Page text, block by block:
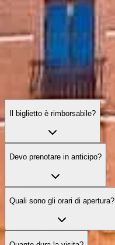
Il biglietto è rimborsabile?
Devo prenotare in anticipo?
Quali sono gli orari di apertura?